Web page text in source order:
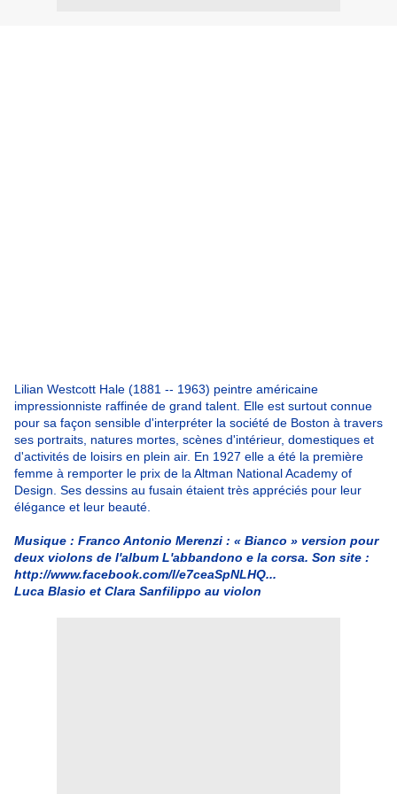
Lilian Westcott Hale (1881 -- 1963) peintre américaine
impressionniste raffinée de grand talent. Elle est surtout connue
pour sa façon sensible d'interpréter la société de Boston à travers
ses portraits, natures mortes, scènes d'intérieur, domestiques et
d'activités de loisirs en plein air. En 1927 elle a été la première
femme à remporter le prix de la Altman National Academy of
Design. Ses dessins au fusain étaient très appréciés pour leur
élégance et leur beauté.
Musique : Franco Antonio Merenzi : « Bianco » version pour
deux violons de l'album L'abbandono e la corsa. Son site :
http://www.facebook.com/l/e7ceaSpNLHQ...
Luca Blasio et Clara Sanfilippo au violon